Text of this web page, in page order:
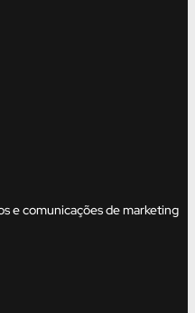
e comunicações de marketing